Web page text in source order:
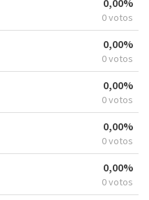
0 votos
0,00%
0 votos
0,00%
0 votos
0,00%
0 votos
0,00%
0 votos